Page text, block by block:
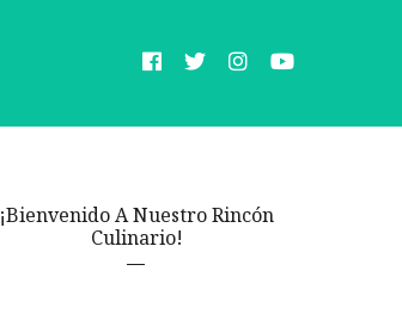
¡Bienvenido A Nuestro Rincón
Culinario!